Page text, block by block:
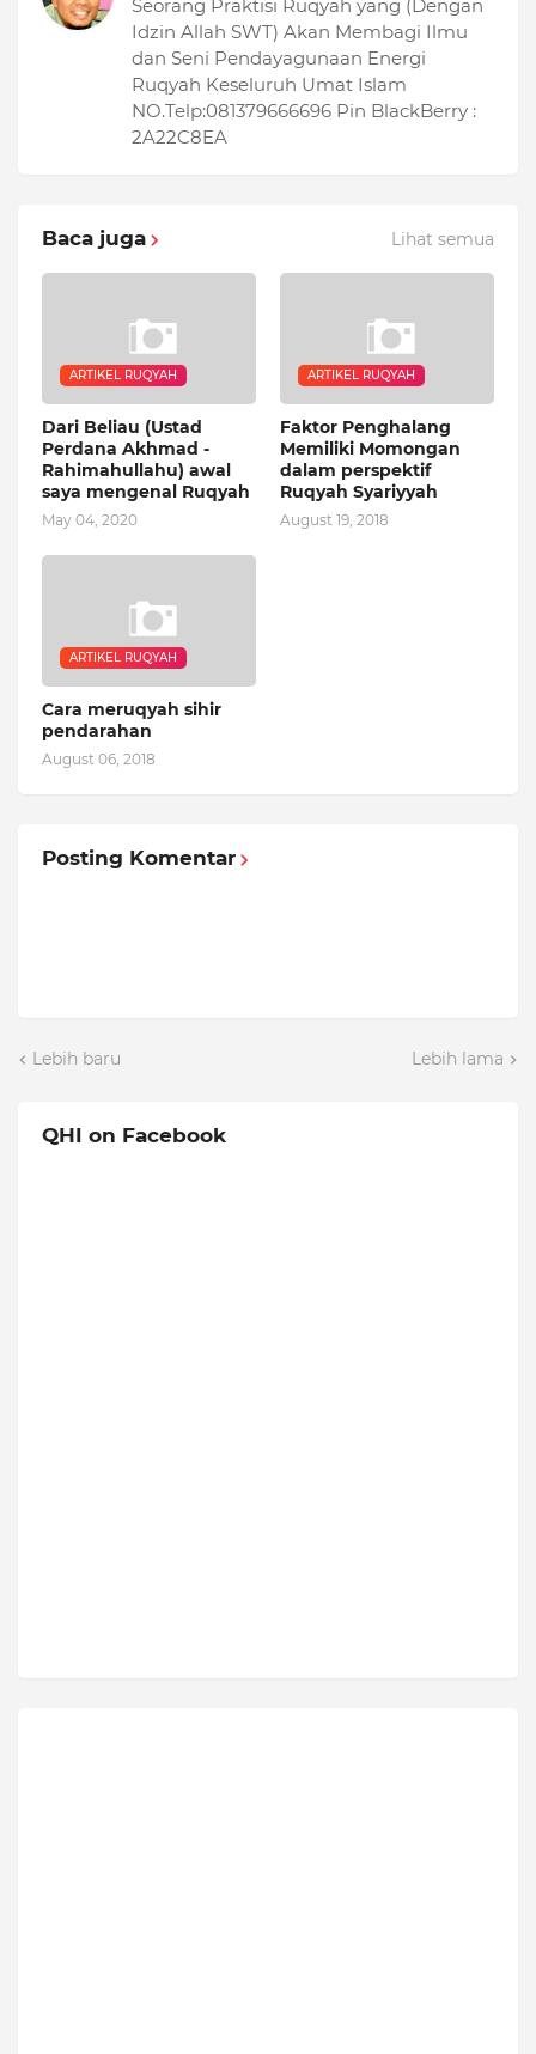
Seorang Praktisi Ruqyah yang (Dengan
Idzin Allah SWT) Akan Membagi Ilmu
dan Seni Pendayagunaan Energi
Ruqyah Keseluruh Umat Islam
NO.Telp:081379666696 Pin BlackBerry :
2A22C8EA
Baca juga Lihat semua
ARTIKEL RUQYAH
Dari Beliau (Ustad
Perdana Akhmad -
Rahimahullahu) awal
saya mengenal Ruqyah
May 04, 2020
ARTIKEL RUQYAH
Faktor Penghalang
Memiliki Momongan
dalam perspektif
Ruqyah Syariyyah
August 19, 2018
ARTIKEL RUQYAH
Cara meruqyah sihir
pendarahan
August 06, 2018
Posting Komentar
Lebih baru Lebih lama
QHI on Facebook